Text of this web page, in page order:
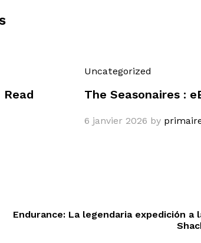
Uncategorized
The Seasonaires :
6 janvier 2026 by
Endurance: La legendaria expedición